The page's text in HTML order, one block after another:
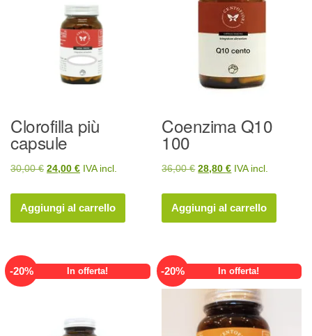
Clorofilla più
capsule
30,00€ Il
originale
era:
24,00 €Il
attuale
è:
IVA incl.
Aggiungi al carrello
Coenzima Q10
100
36,00€ Il
originale
era:
28,80€Il
attuale
è:
IVA incl.
Aggiungi al carrello
-20% In offerta! -20% In offerta!